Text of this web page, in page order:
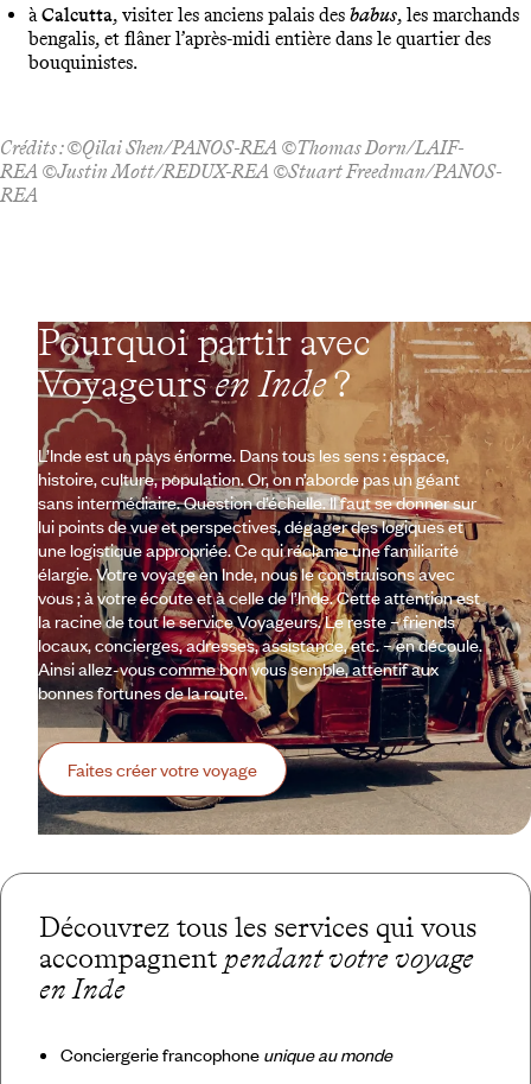
àCalcutta, visiter les anciens palais des babus, les marchands
bengalis, et flâner l’après-midi entière dans le quartier des
bouquinistes.
Crédits : ©Qilai Shen/PANOS-REA ©Thomas Dorn/LAIF-
REA ©Justin Mott/REDUX-REA ©Stuart Freedman/PANOS-
REA
Pourquoi partir avec
Voyageursen Inde?
L’Inde est un pays énorme. Dans tous les sens : espace,
histoire, culture, population. Or, on n’aborde pas un géant
sans intermédiaire. Question d’échelle. Il faut se donner sur
lui points de vue et perspectives, dégager des logiques et
une logistique appropriée. Ce qui réclame une familiarité
élargie. Votre voyage en Inde, nous le construisons avec
vous ; à votre écoute et à celle de l’Inde. Cette attention est
la racine de tout le service Voyageurs. Le reste – friends
locaux, concierges, adresses, assistance, etc. – en découle.
Ainsi allez-vous comme bon vous semble, attentif aux
bonnes fortunes de la route.
Faites créer votre voyage
Découvrez tous les services qui vous
accompagnent pendant votre voyage
en Inde
Conciergerie francophone unique au monde